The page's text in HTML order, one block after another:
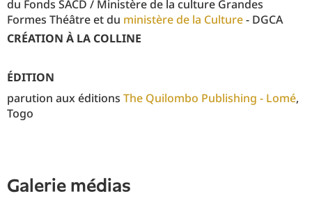
du Fonds SACD / Ministère de la culture Grandes
Formes Théâtre et du ministère de la Culture- DGCA
CRÉATION À LA COLLINE
ÉDITION
parution aux éditions The Quilombo Publishing - Lomé,
Togo
galerie médias